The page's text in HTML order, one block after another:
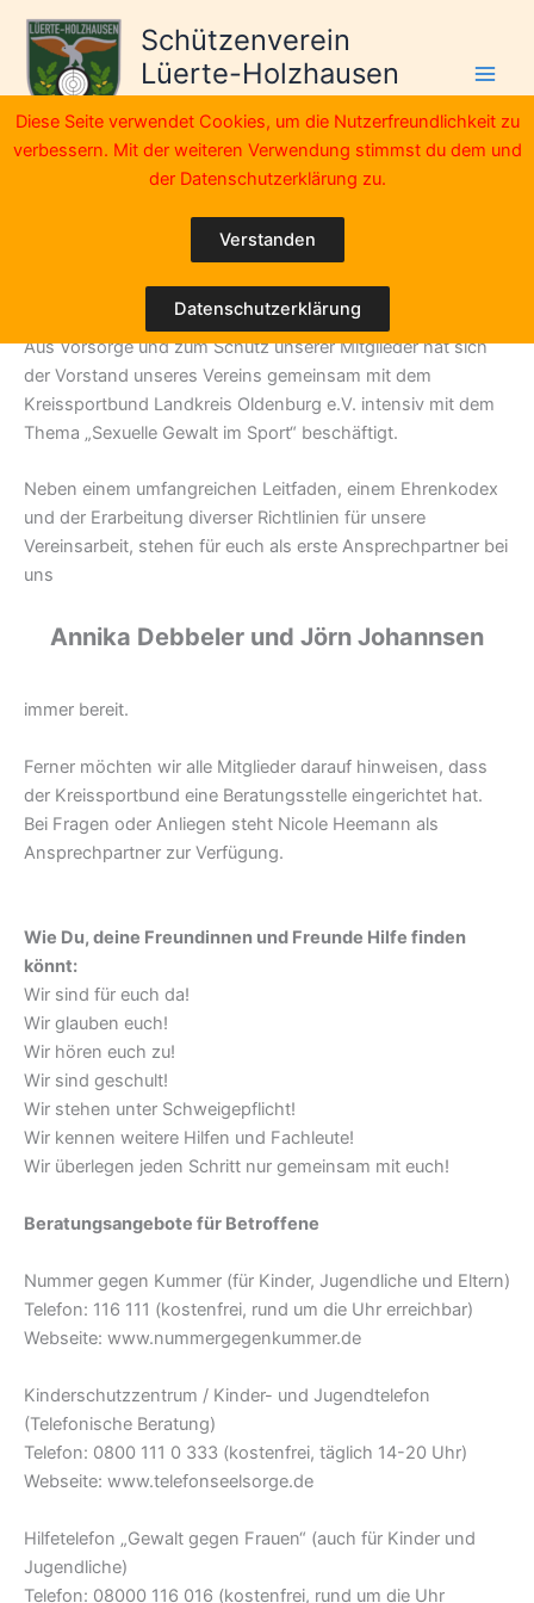
Inhalt
springen
Schützenverein
Lüerte-Holzhausen
e.V.
Du benötigst Hilfe?
Prävention vor sexueller Gewalt im
Aus Vorsorge und zum Schutz unserer Mitglieder hat sich
der Vorstand unseres Vereins gemeinsam mit dem
Kreissportbund Landkreis Oldenburg e.V. intensiv mit dem
Thema „Sexuelle Gewalt im Sport“ beschäftigt.
Neben einem umfangreichen Leitfaden, einem Ehrenkodex
und der Erarbeitung diverser Richtlinien für unsere
Vereinsarbeit, stehen für euch als erste Ansprechpartner bei
uns
Annika Debbeler und Jörn Johannsen
immer bereit.
Ferner möchten wir alle Mitglieder darauf hinweisen, dass
der Kreissportbund eine Beratungsstelle eingerichtet hat.
Bei Fragen oder Anliegen steht Nicole Heemann als
Ansprechpartner zur Verfügung.
Wie Du, deine Freundinnen und Freunde Hilfe finden
könnt:
Wir sind für euch da!
Wir glauben euch!
Wir hören euch zu!
Wir sind geschult!
Wir stehen unter Schweigepflicht!
Wir kennen weitere Hilfen und Fachleute!
Wir überlegen jeden Schritt nur gemeinsam mit euch!
Beratungsangebote für Betroffene
Nummer gegen Kummer (für Kinder, Jugendliche und Eltern)
Telefon: 116 111 (kostenfrei, rund um die Uhr erreichbar)
Webseite: www.nummergegenkummer.de
Kinderschutzzentrum / Kinder- und Jugendtelefon
(Telefonische Beratung)
Telefon: 0800 111 0 333 (kostenfrei, täglich 14-20 Uhr)
Webseite: www.telefonseelsorge.de
Hilfetelefon „Gewalt gegen Frauen“ (auch für Kinder und
Jugendliche)
Telefon: 08000 116 016 (kostenfrei, rund um die Uhr
Diese Seite verwendet Cookies, um die Nutzerfreundlichkeit zu
verbessern. Mit der weiteren Verwendung stimmst du dem und
der Datenschutzerklärung zu.
Verstanden
Datenschutzerklärung